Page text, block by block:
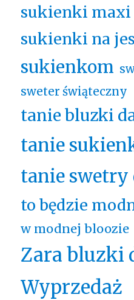
sukienki maxi
sukienki na
sukienkom
sweter świąteczny
tanie bluzki
tanie
tanie swetry
to będzie
w modnej bloozie
Zara bluzki
Wyprzedaż